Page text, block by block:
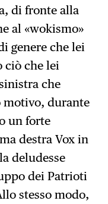
di fronte alla
al «wokismo»
genere che lei
ciò che lei
che
motivo, durante
un forte
destra Vox in
deludesse
dei Patrioti
stesso modo,